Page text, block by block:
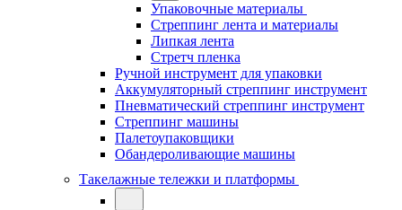
Упаковочные материалы
Стреппинг лента и материалы
Липкая лента
Стретч пленка
Ручной инструмент для упаковки
Аккумуляторный стреппинг инструмент
Пневматический стреппинг инструмент
Стреппинг машины
Палетоупаковщики
Обандероливающие машины
Такелажные тележки и платформы